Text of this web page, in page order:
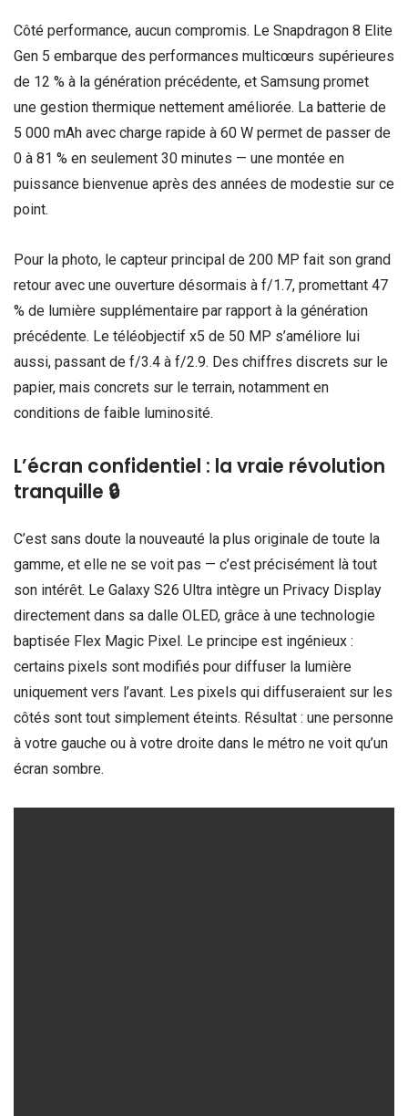
Côté performance, aucun compromis. Le Snapdragon 8 Elite
Gen 5 embarque des performances multicœurs supérieures
de 12 % à la génération précédente, et Samsung promet
une gestion thermique nettement améliorée. La batterie de
5 000 mAh avec charge rapide à 60 W permet de passer de
0 à 81 % en seulement 30 minutes — une montée en
puissance bienvenue après des années de modestie sur ce
point.
Pour la photo, le capteur principal de 200 MP fait son grand
retour avec une ouverture désormais à f/1.7, promettant 47
% de lumière supplémentaire par rapport à la génération
précédente. Le téléobjectif x5 de 50 MP s’améliore lui
aussi, passant de f/3.4 à f/2.9. Des chiffres discrets sur le
papier, mais concrets sur le terrain, notamment en
conditions de faible luminosité.
L’écran confidentiel : la vraie révolution
tranquille 🔒
C’est sans doute la nouveauté la plus originale de toute la
gamme, et elle ne se voit pas — c’est précisément là tout
son intérêt. Le Galaxy S26 Ultra intègre un Privacy Display
directement dans sa dalle OLED, grâce à une technologie
baptisée Flex Magic Pixel. Le principe est ingénieux :
certains pixels sont modifiés pour diffuser la lumière
uniquement vers l’avant. Les pixels qui diffuseraient sur les
côtés sont tout simplement éteints. Résultat : une personne
à votre gauche ou à votre droite dans le métro ne voit qu’un
écran sombre.